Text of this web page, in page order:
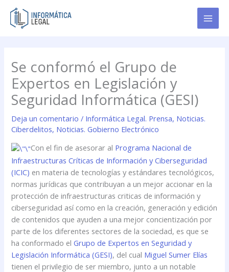
contenido
Se conformó el Grupo de
Expertos en Legislación y
Seguridad Informática (GESI)
Deja un comentario / Informática Legal. Prensa, Noticias.
Ciberdelitos, Noticias. Gobierno Electrónico
Con el fin de asesorar al Programa Nacional de
Infraestructuras Críticas de Información y Ciberseguridad
(ICIC) en materia de tecnologías y estándares tecnológicos,
normas jurídicas que contribuyan a un mejor accionar en la
protección de infraestructuras criticas de información y
ciberseguridad así como en la creación, generación y edición
de contenidos que ayuden a una mejor concientización por
parte de los diferentes sectores de la sociedad, es que se
ha conformado elGrupo de Expertos en Seguridad y
Legislación Informática (GESI), del cual Miguel Sumer Elías
tienen el privilegio de ser miembro, junto a un notable